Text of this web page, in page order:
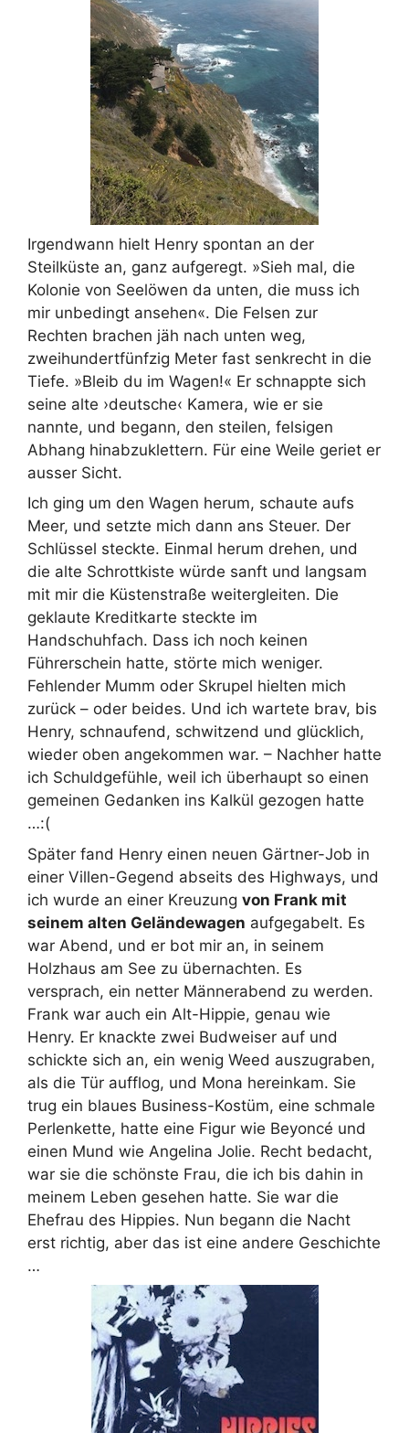
Irgendwann hielt Henry spontan an der
Steilküste an, ganz aufgeregt. »Sieh mal, die
Kolonie von Seelöwen da unten, die muss ich
mir unbedingt ansehen«. Die Felsen zur
Rechten brachen jäh nach unten weg,
zweihundertfünfzig Meter fast senkrecht in die
Tiefe. »Bleib du im Wagen!« Er schnappte sich
seine alte ›deutsche‹ Kamera, wie er sie
nannte, und begann, den steilen, felsigen
Abhang hinabzuklettern. Für eine Weile geriet er
ausser Sicht.
Ich ging um den Wagen herum, schaute aufs
Meer, und setzte mich dann ans Steuer. Der
Schlüssel steckte. Einmal herum drehen, und
die alte Schrottkiste würde sanft und langsam
mit mir die Küstenstraße weitergleiten. Die
geklaute Kreditkarte steckte im
Handschuhfach. Dass ich noch keinen
Führerschein hatte, störte mich weniger.
Fehlender Mumm oder Skrupel hielten mich
zurück – oder beides. Und ich wartete brav, bis
Henry, schnaufend, schwitzend und glücklich,
wieder oben angekommen war. – Nachher hatte
ich Schuldgefühle, weil ich überhaupt so einen
gemeinen Gedanken ins Kalkül gezogen hatte
…:(
Später fand Henry einen neuen Gärtner-Job in
einer Villen-Gegend abseits des Highways, und
ich wurde an einer Kreuzung von Frank mit
seinem alten Geländewagen aufgegabelt. Es
war Abend, und er bot mir an, in seinem
Holzhaus am See zu übernachten. Es
versprach, ein netter Männerabend zu werden.
Frank war auch ein Alt-Hippie, genau wie
Henry. Er knackte zwei Budweiser auf und
schickte sich an, ein wenig Weed auszugraben,
als die Tür aufflog, und Mona hereinkam. Sie
trug ein blaues Business-Kostüm, eine schmale
Perlenkette, hatte eine Figur wie Beyoncé und
einen Mund wie Angelina Jolie. Recht bedacht,
war sie die schönste Frau, die ich bis dahin in
meinem Leben gesehen hatte. Sie war die
Ehefrau des Hippies. Nun begann die Nacht
erst richtig, aber das ist eine andere Geschichte
…